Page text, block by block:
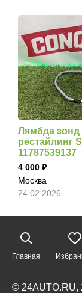
Лямбда зонд
рестайлинг
11787539137
4 000
Москва
24.02.2026
Главная
© 24AUTO.RU,